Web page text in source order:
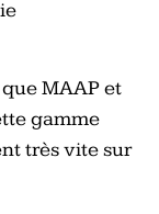
MAAP et
gamme
très vite sur